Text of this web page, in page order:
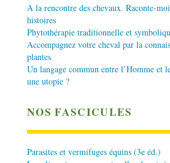
À la rencontre des chevaux. Raconte-
histoires
Phytothérapie traditionnelle et
Accompagnez votre cheval par la
plantes
Un langage commun entre l’Homme et
une utopie ?
NOS FASCICULES
Parasites et vermifuges équins (3e éd.)